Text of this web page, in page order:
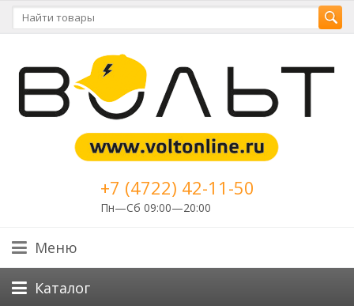
+7 (4722) 42-11-50
Пн—Сб 09:00—20:00
Меню
Каталог